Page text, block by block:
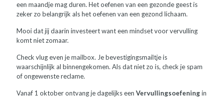
een maandje mag duren. Het oefenen van een gezonde geest is
zeker zo belangrijk als het oefenen van een gezond lichaam.
Mooi dat jij daarin investeert want een mindset voor vervulling
komt niet zomaar.
Check vlug even je mailbox. Je bevestigingsmailtje is
waarschijnlijk al binnengekomen. Als dat niet zo is, check je spam
of ongewenste reclame.
Vanaf 1 oktober ontvang je dagelijks een Vervullingsoefeningin